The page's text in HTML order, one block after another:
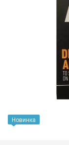
Новинка